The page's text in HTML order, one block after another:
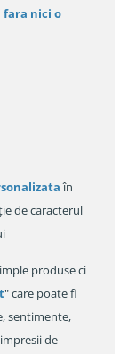
fara nici o
în
de caracterul
produse ci
" care poate fi
sentimente,
de